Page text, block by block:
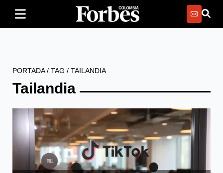
PORTADA/ TAG / TAILANDIA
Tailandia